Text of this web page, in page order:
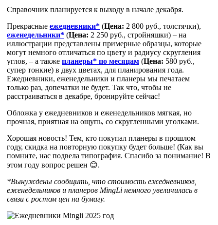
Справочник планируется к выходу в начале декабря.
Прекрасные ежедневники* (Цена: 2 800 руб., толстячки),
еженедельники* (Цена: 2 250 руб., стройняшки) – на
иллюстрации представлены примерные образцы, которые
могут немного отличаться по цвету и радиусу скругления
углов, – а также планеры* по месяцам (Цена: 580 руб.,
супер тонкие) в двух цветах, для планирования года.
Ежедневники, еженедельники и планеры мы печатаем
только раз, допечатки не будет. Так что, чтобы не
расстраиваться в декабре, бронируйте сейчас!
Обложка у ежедневников и еженедельников мягкая, но
прочная, приятная на ощупь, со скругленными уголками.
Хорошая новость! Тем, кто покупал планеры в прошлом
году, скидка на повторную покупку будет больше! (Как вы
помните, нас подвела типография. Спасибо за понимание! В
этом году вопрос решен 😊.
*Вынуждены сообщить, что стоимость ежедневников,
еженедельников и планеров MingLi немного увеличилась в
связи с ростом цен на бумагу.